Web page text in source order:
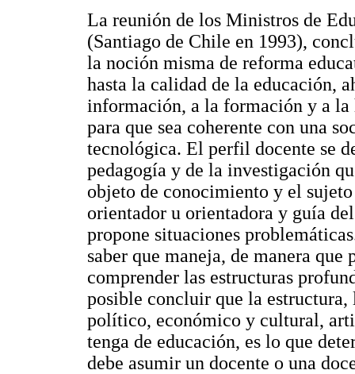
La reunión de los Ministros de
(Santiago de Chile en 1993),
la noción misma de reforma
hasta la calidad de la educación,
información, a la formación y a la
para que sea coherente con una
tecnológica. El perfil docente se
pedagogía y de la investigación
objeto de conocimiento y el
orientador u orientadora y guía
propone situaciones
saber que maneja, de manera
comprender las estructuras
posible concluir que la estructura,
político, económico y cultural,
tenga de educación, es lo que
debe asumir un docente o una